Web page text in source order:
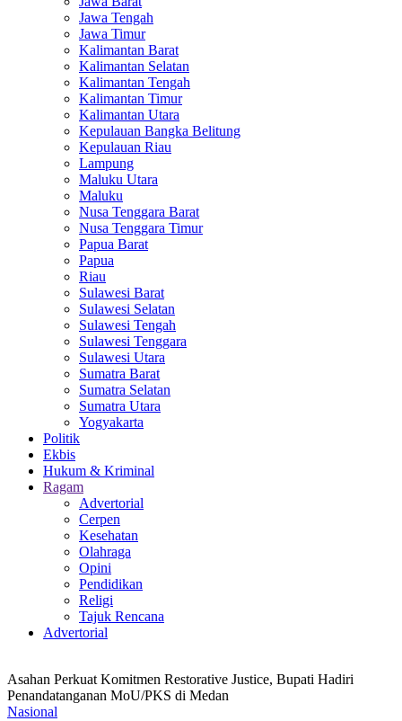
Jawa Tengah
Jawa Timur
Kalimantan Barat
Kalimantan Selatan
Kalimantan Tengah
Kalimantan Timur
Kalimantan Utara
Kepulauan Bangka Belitung
Kepulauan Riau
Lampung
Maluku Utara
Maluku
Nusa Tenggara Barat
Nusa Tenggara Timur
Papua Barat
Papua
Riau
Sulawesi Barat
Sulawesi Selatan
Sulawesi Tengah
Sulawesi Tenggara
Sulawesi Utara
Sumatra Barat
Sumatra Selatan
Sumatra Utara
Yogyakarta
Politik
Ekbis
Hukum & Kriminal
Ragam
Advertorial
Cerpen
Kesehatan
Olahraga
Opini
Pendidikan
Religi
Tajuk Rencana
Advertorial
Asahan Perkuat Komitmen Restorative Justice, Bupati Hadiri
Penandatanganan MoU/PKS di Medan
Nasional